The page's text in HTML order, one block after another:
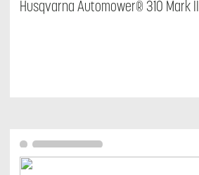
Husqvarna Automower® 310 Mark II